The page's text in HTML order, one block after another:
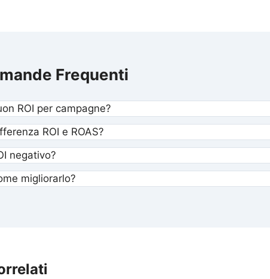
Frequenti
ROI per campagne?
ROI e ROAS?
negativo?
migliorarlo?